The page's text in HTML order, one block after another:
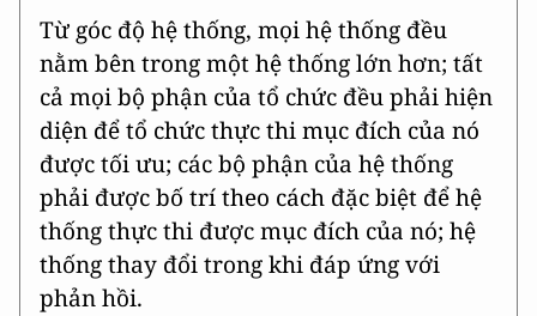
Từ góc độ hệ thống, mọi hệ thống đều
nằm bên trong một hệ thống lớn hơn; tất
cả mọi bộ phận của tổ chức đều phải hiện
diện để tổ chức thực thi mục đích của nó
được tối ưu; các bộ phận của hệ thống
phải được bố trí theo cách đặc biệt để hệ
thống thực thi được mục đích của nó; hệ
thống thay đổi trong khi đáp ứng với
phản hồi.